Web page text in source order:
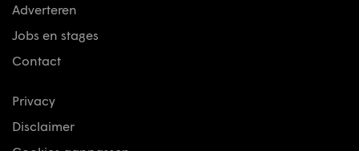
Adverteren
Jobs en stages
Contact
Privacy
Disclaimer